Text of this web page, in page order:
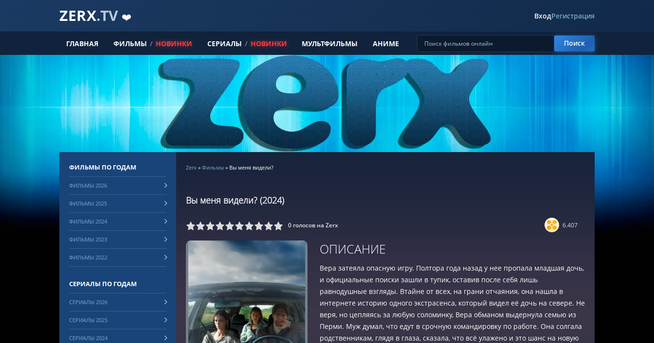
ZERX.TV ❤️ ВходРегистрация
ГЛАВНАЯ ФИЛЬМЫ / НОВИНКИ СЕРИАЛЫ / НОВИНКИ МУЛЬТФИЛЬМЫ АНИМЕ Поиск
Zerx » Фильмы » Вы меня видели?
Вы меня видели? (2024)
0 6 7 8 9 10 0 голосов на Zerx 6.407
ОПИСАНИЕ
Вера затеяла опасную игру. Полтора года назад у нее пропала младшая дочь,
и официальные поиски зашли в тупик, оставив после себя лишь
равнодушные взгляды. Втайне от всех, на грани отчаяния, она нашла в
интернете историю одного экстрасенса, который видел её дочь на севере. Не
веря, но цепляясь за любую соломинку, Вера обманом выдернула семью из
Перми. Муж думал, что едут в срочную командировку по работе. Она солгала
родственникам, глядя в глаза, сказала, что всё улажено и это шанс на новую
ФИЛЬМЫ ПО ГОДАМ
ФИЛЬМЫ 2026
ФИЛЬМЫ 2025
ФИЛЬМЫ 2024
ФИЛЬМЫ 2023
ФИЛЬМЫ 2022
СЕРИАЛЫ ПО ГОДАМ
СЕРИАЛЫ 2026
СЕРИАЛЫ 2025
СЕРИАЛЫ 2024